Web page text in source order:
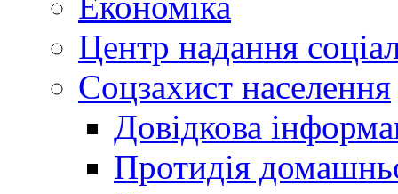
Центр надання
Соцзахист населення
Довідкова
Протидія